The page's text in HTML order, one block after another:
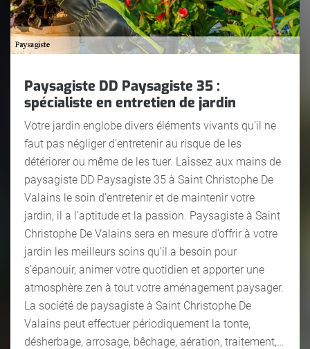
Paysagiste DD Paysagiste 35 :
spécialiste en entretien de jardin
Votre jardin englobe divers éléments vivants qu’il ne
faut pas négliger d’entretenir au risque de les
détériorer ou même de les tuer. Laissez aux mains de
paysagiste DD Paysagiste 35 à Saint Christophe De
Valains le soin d’entretenir et de maintenir votre
jardin, il a l’aptitude et la passion. Paysagiste à Saint
Christophe De Valains sera en mesure d’offrir à votre
jardin les meilleurs soins qu’il a besoin pour
s’épanouir, animer votre quotidien et apporter une
atmosphère zen à tout votre aménagement paysager.
La société de paysagiste à Saint Christophe De
Valains peut effectuer périodiquement la tonte,
désherbage, arrosage, bêchage, aération, traitement,…